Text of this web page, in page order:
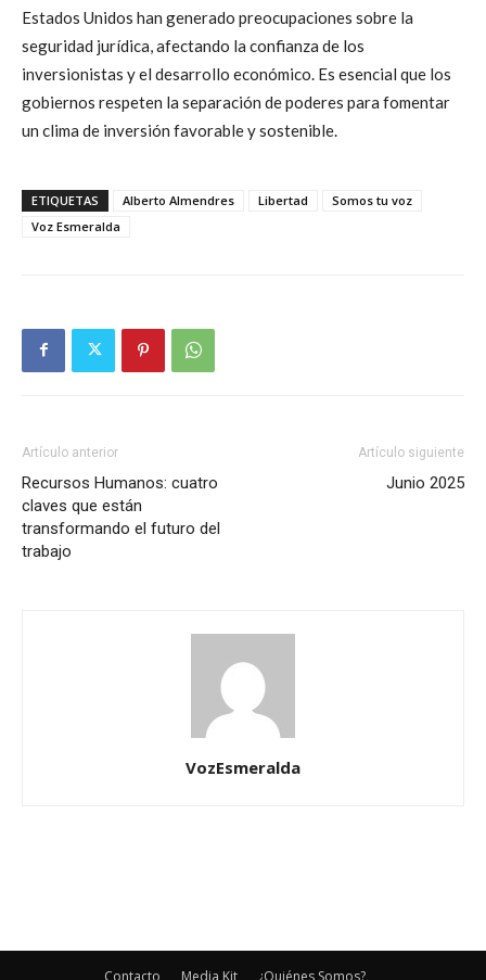
Estados Unidos han generado preocupaciones sobre la
seguridad jurídica, afectando la confianza de los
inversionistas y el desarrollo económico. Es esencial que los
gobiernos respeten la separación de poderes para fomentar
un clima de inversión favorable y sostenible.
ETIQUETAS Alberto Almendres Libertad
Somos tu voz
Voz Esmeralda
Artículo anterior
Recursos Humanos: cuatro
claves que están
transformando el futuro del
trabajo
Artículo siguiente
Junio 2025
VozEsmeralda
Contacto Media Kit ¿Quiénes Somos?